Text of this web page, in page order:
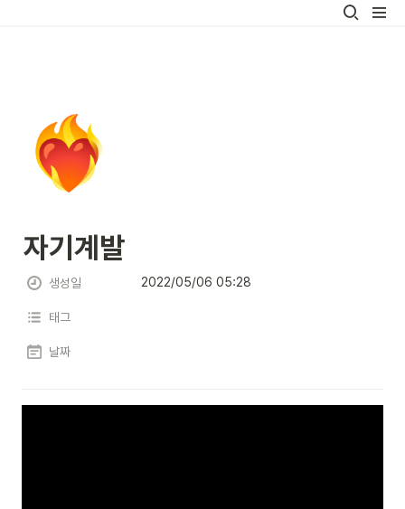
❤️‍🔥
자기계발
생성일 2022/05/06 05:28
태그
날짜